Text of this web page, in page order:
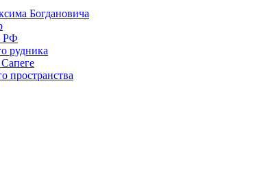
Богдановича
РФ
рудника
пространства